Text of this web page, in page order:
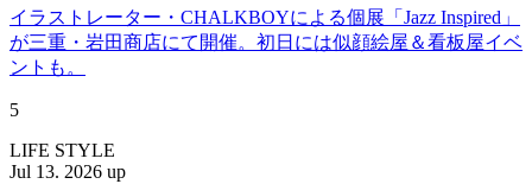
イラストレーター・CHALKBOYによる個展「Jazz Inspired」
が三重・岩田商店にて開催。初日には似顔絵屋＆看板屋イベ
ントも。
5
LIFE STYLE
Jul 13. 2026 up